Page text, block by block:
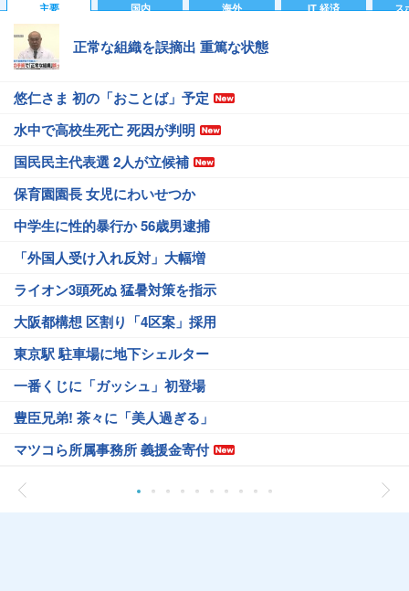
主要 国内 海外 IT 経済 ス
正常な組織を誤摘出 重篤な状態
悠仁さま 初の「おことば」予定
水中で高校生死亡 死因が判明
国民民主代表選 2人が立候補
保育園園長 女児にわいせつか
中学生に性的暴行か 56歳男逮捕
「外国人受け入れ反対」大幅増
ライオン3頭死ぬ 猛暑対策を指示
大阪都構想 区割り「4区案」採用
東京駅 駐車場に地下シェルター
一番くじに「ガッシュ」初登場
豊臣兄弟! 茶々に「美人過ぎる」
マツコら所属事務所 義援金寄付